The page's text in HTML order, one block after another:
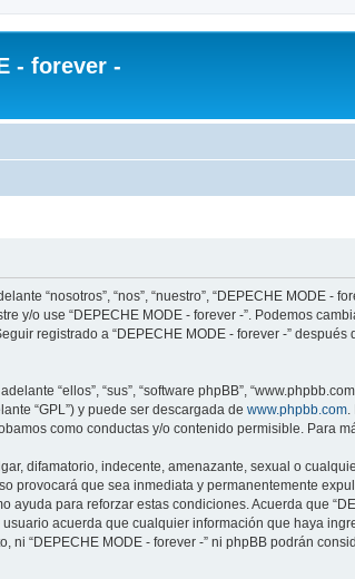
- forever -
“nosotros”, “nos”, “nuestro”, “DEPECHE MODE
y/o use “DEPECHE MODE - forever -”. Podemos
registrado a “DEPECHE MODE - forever -”
“ellos”, “sus”, “software phpBB”,
“GPL”) y puede ser descargada de www.phpbb.com.
como conductas y/o contenido permisible. Para
difamatorio, indecente, amenazante, sexual o
provocará que sea inmediata y permanentemente
ayuda para reforzar estas condiciones. Acuerda que
acuerda que cualquier información que haya
ni “DEPECHE MODE - forever -” ni phpBB podrán